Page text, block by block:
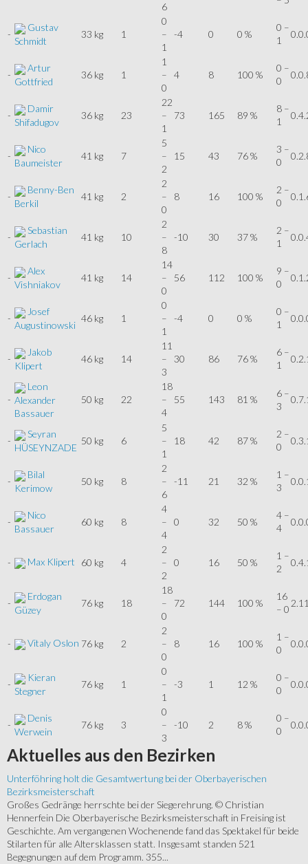
6
-
Gustav
Schmidt
33 kg 1
0
–
1
-4 0 0 %
0 –
1
-
Artur
Gottfried
36 kg 1
1
–
0
4 8 100 %
0 –
0
-
Damir
Shifadugov
36 kg 23
22
–
1
73 165 89 %
8 –
1
-
Nico
Baumeister
41 kg 7
5
–
2
15 43 76 %
3 –
0
-
Benny-Ben
Berkil
41 kg 2
2
–
0
8 16 100 %
2 –
0
-
Sebastian
Gerlach
41 kg 10
2
–
8
-10 30 37 %
2 –
1
-
Alex
Vishniakov
41 kg 14
14
–
0
56 112 100 %
9 –
0
-
Josef
Augustinowski
46 kg 1
0
–
1
-4 0 0 %
0 –
1
-
Jakob
Klipert
46 kg 14
11
–
3
30 86 76 %
6 –
1
-
Leon
Alexander
Bassauer
50 kg 22
18
–
4
55 143 81 %
6 –
3
-
Seyran
HÜSEYNZADE
50 kg 6
5
–
1
18 42 87 %
2 –
0
-
Bilal
Kerimow
50 kg 8
2
–
6
-11 21 32 %
1 –
3
-
Nico
Bassauer
60 kg 8
4
–
4
0 32 50 %
4 –
4
- Max Klipert 60 kg 4
2
–
2
0 16 50 %
1 –
2
-
Erdogan
Güzey
76 kg 18
18
–
0
72 144 100 %
16
– 0
- Vitaly Oslon 76 kg 2
2
–
0
8 16 100 %
1 –
0
-
Kieran
Stegner
76 kg 1
0
–
1
-3 1 12 %
0 –
0
-
Denis
Werwein
76 kg 3
0
–
3
-10 2 8 %
0 –
0
Aktuelles aus den Bezirken
Unterföhring holt die Gesamtwertung bei der Oberbayerischen
Bezirksmeisterschaft
Großes Gedränge herrschte bei der Siegerehrung. © Christian
Hennerfein Die Oberbayerische Bezirksmeisterschaft in Freising ist
Geschichte. Am vergangenen Wochenende fand das Spektakel für beide
Stilarten für alle Altersklassen statt. Insgesamt standen 521
Begegnungen auf dem Programm. 355...